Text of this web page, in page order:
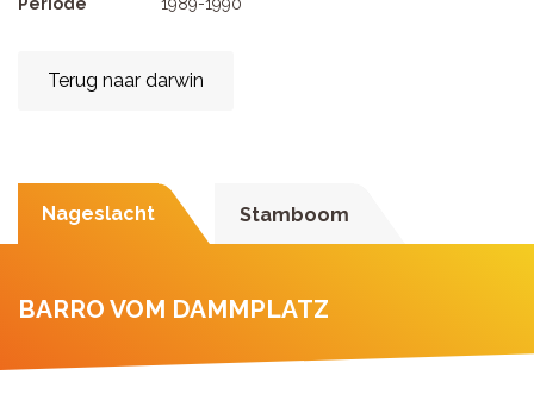
Periode
1989-1990
Terug naar darwin
Nageslacht Stamboom
BARRO VOM DAMMPLATZ